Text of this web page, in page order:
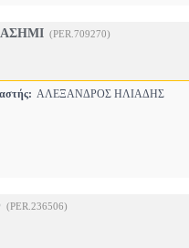
ΑΣΗΜΙ (PER.709270)
ΑΛΕΞΑΝΔΡΟΣ ΗΛΙΑΔΗΣ
(PER.236506)